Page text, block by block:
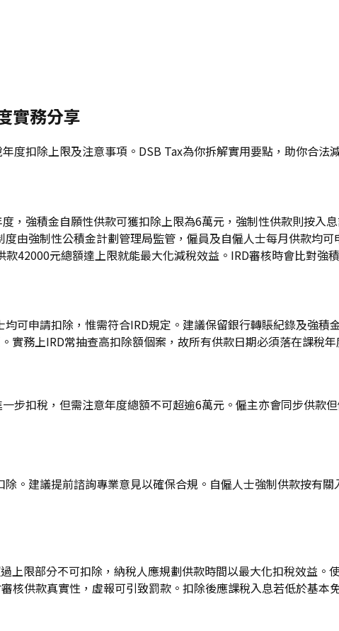
實務分享
度扣除上限及注意事項。DSB Tax為你拆解實用要點，助你合法
，強積金自願性供款可獲扣除上限為6萬元，強制性供款則按入
由強制性公積金計劃管理局監管，僱員及自僱人士每月供款均
42000元總額達上限就能最大化減稅效益。IRD審核時會比對強
可申請扣除，惟需符合IRD規定。建議保留銀行轉賬紀錄及強
務上IRD常抽查高扣除額個案，故所有供款日期必須落在課稅
步扣稅，但需注意年度總額不可超逾6萬元。僱主亦會同步供款
。建議提前諮詢專業意見以確保合規。自僱人士強制供款按有
上限部分不可扣除，納稅人應規劃供款時間以最大化扣稅效益
核供款真實性，虛報可引致罰款。扣除後應課稅入息若低於基本